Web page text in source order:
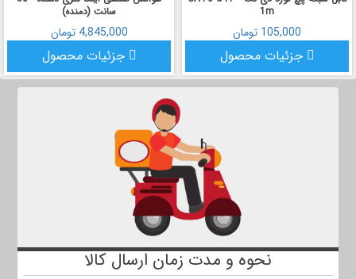
1m
105,000 تومان
جزئیات محصول
سانت (دمنده)
4,845,000 تومان
جزئیات محصول
نحوه و مدت زمان ارسال کالا